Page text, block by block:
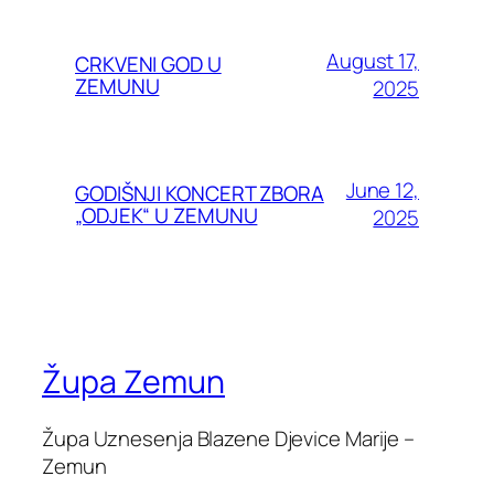
CRKVENI GOD U
ZEMUNU
August 17,
2025
GODIŠNJI KONCERT ZBORA
„ODJEK“ U ZEMUNU
June 12,
2025
Župa Zemun
Župa Uznesenja Blazene Djevice Marije –
Zemun